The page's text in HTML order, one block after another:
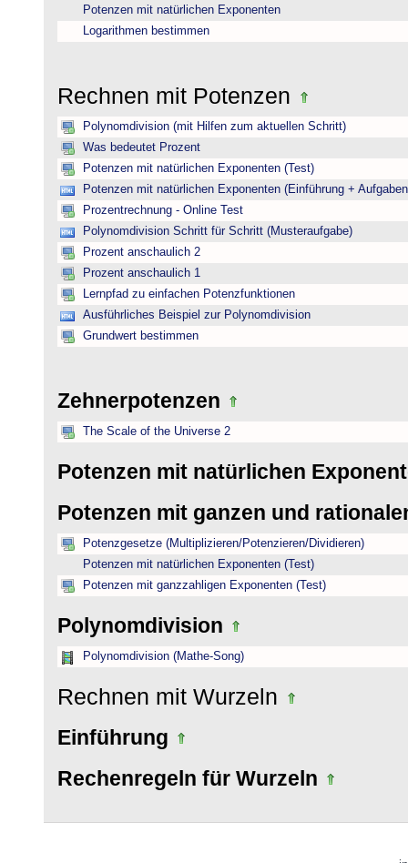
Potenzen mit natürlichen Exponenten
Logarithmen bestimmen
Rechnen mit Potenzen
Polynomdivision (mit Hilfen zum aktuellen Schritt)
Was bedeutet Prozent
Potenzen mit natürlichen Exponenten (Test)
Potenzen mit natürlichen Exponenten (Einführung +
Prozentrechnung - Online Test
Polynomdivision Schritt für Schritt (Musteraufgabe)
Prozent anschaulich 2
Prozent anschaulich 1
Lernpfad zu einfachen Potenzfunktionen
Ausführliches Beispiel zur Polynomdivision
Grundwert bestimmen
Zehnerpotenzen
The Scale of the Universe 2
Potenzen mit natürlichen
Potenzen mit ganzen und
Potenzgesetze (Multiplizieren/Potenzieren/Dividieren)
Potenzen mit natürlichen Exponenten (Test)
Potenzen mit ganzzahligen Exponenten (Test)
Polynomdivision
Polynomdivision (Mathe-Song)
Rechnen mit Wurzeln
Einführung
Rechenregeln für Wurzeln